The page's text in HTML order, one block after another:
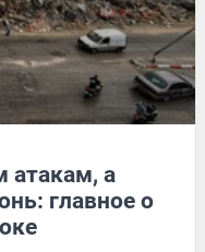
атакам, а
главное о